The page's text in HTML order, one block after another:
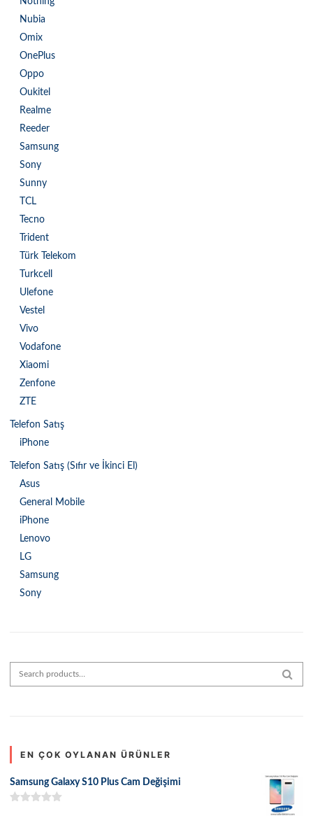
Nubia
Omix
OnePlus
Oppo
Oukitel
Realme
Reeder
Samsung
Sony
Sunny
TCL
Tecno
Trident
Türk Telekom
Turkcell
Ulefone
Vestel
Vivo
Vodafone
Xiaomi
Zenfone
ZTE
Telefon Satış
iPhone
Telefon Satış (Sıfır ve İkinci El)
Asus
General Mobile
iPhone
Lenovo
LG
Samsung
Sony
Search for:
EN ÇOK OYLANAN ÜRÜNLER
Samsung Galaxy S10 Plus Cam Değişimi